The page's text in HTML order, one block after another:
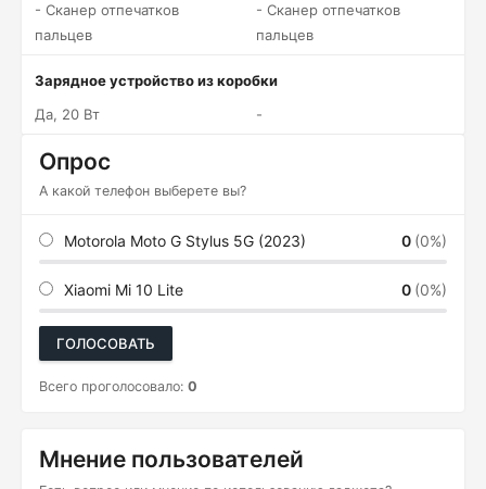
- Сканер отпечатков
пальцев
- Сканер отпечатков
пальцев
Зарядное устройство из коробки
Да, 20 Вт
-
Опрос
А какой телефон выберете вы?
Motorola Moto G Stylus 5G (2023) 0 (0%)
Xiaomi Mi 10 Lite 0 (0%)
ГОЛОСОВАТЬ
Всего проголосовало: 0
Мнение пользователей